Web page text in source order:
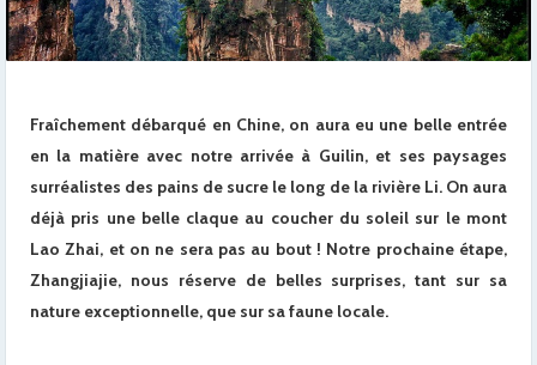
Fraîchement débarqué en Chine, on aura eu une belle entrée
en la matière avec notre arrivée à Guilin, et ses paysages
surréalistes des pains de sucre le long de la rivière Li. On aura
déjà pris une belle claque au coucher du soleil sur le mont
Lao Zhai, et on ne sera pas au bout ! Notre prochaine étape,
Zhangjiajie, nous réserve de belles surprises, tant sur sa
nature exceptionnelle, que sur sa faune locale.